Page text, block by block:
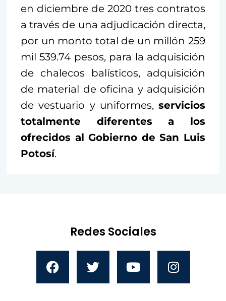
en diciembre de 2020 tres contratos
a través de una adjudicación directa,
por un monto total de un millón 259
mil 539.74 pesos, para la adquisición
de chalecos balísticos, adquisición
de material de oficina y adquisición
de vestuario y uniformes, servicios
totalmente diferentes a los
ofrecidos al Gobierno de San Luis
Potosí.
Redes Sociales